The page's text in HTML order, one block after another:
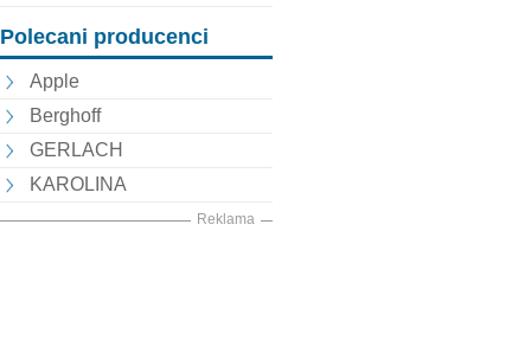
Polecani producenci
Apple
Berghoff
GERLACH
KAROLINA
Reklama